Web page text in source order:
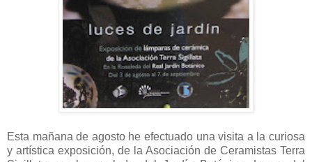
Esta mañana de agosto he efectuado una visita a la curiosa
y artística exposición, de la Asociación de Ceramistas Terra